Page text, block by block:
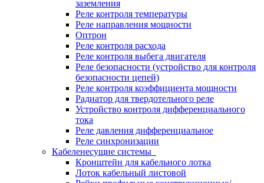
заземления
Реле контроля температуры
Реле направления мощности
Оптрон
Реле контроля расхода
Реле контроля выбега двигателя
Реле безопасности (устройство для контроля
безопасности цепей)
Реле контроля коэффициента мощности
Радиатор для твердотельного реле
Устройство контроля дифференциального
тока
Реле давления дифференциальное
Реле синхронизации
Кабеленесущие системы
Кронштейн для кабельного лотка
Лоток кабельный листовой